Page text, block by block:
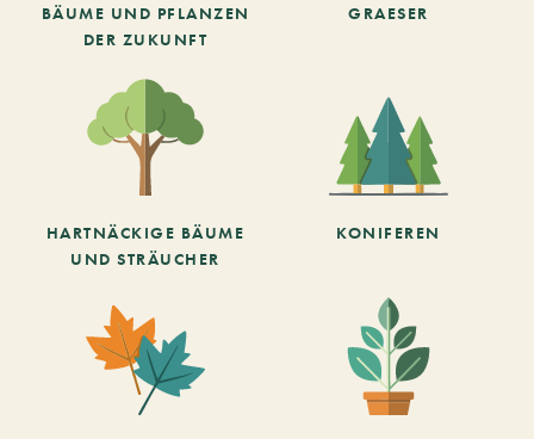
BÄUME UND PFLANZEN
DER ZUKUNFT
GRAESER
HARTNÄCKIGE BÄUME
UND STRÄUCHER
KONIFEREN